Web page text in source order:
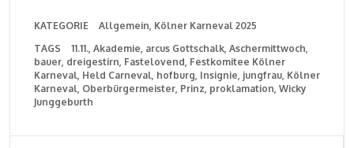
KATEGORIE Allgemein Kölner Karneval 2025
TAGS
11.11. Akademie arcus Gottschalk Aschermittwoch
bauer dreigestirn Fastelovend Festkomitee Kölner
Karneval Held Carneval hofburg Insignie jungfrau Kölner
Karneval Oberbürgermeister Prinz proklamation Wicky
Junggeburth